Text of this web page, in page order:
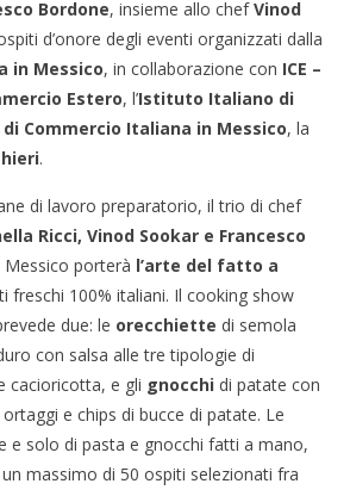
Bordone, insieme allo chefVinod
d’onore degli eventi organizzati dalla
in Messico, in collaborazione con ICE –
Estero, l’Istituto Italiano di
di Commercio Italiana in Messico, la
.
lavoro preparatorio, il trio di chef
Ricci, Vinod Sookar e Francesco
Messico porterà l’arte del fatto a
freschi 100% italiani. Il cooking show
due: le orecchiette di semola
con salsa alle tre tipologie di
cacioricotta, e gli gnocchi di patate con
e chips di bucce di patate. Le
e solo di pasta e gnocchi fatti a mano,
massimo di 50 ospiti selezionati fra